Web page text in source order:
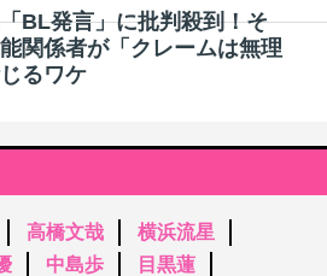
BL発言」に批判殺到！そ
関係者が「クレームは無理
るワケ
高橋文哉
横浜流星
中島歩
目黒蓮